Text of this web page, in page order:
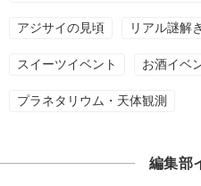
アジサイの見頃 リアル謎解
スイーツイベント お酒イベ
プラネタリウム・天体観測
編集部